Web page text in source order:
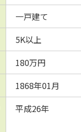
一戸建て
5K以上
180万円
1868年01月
平成26年